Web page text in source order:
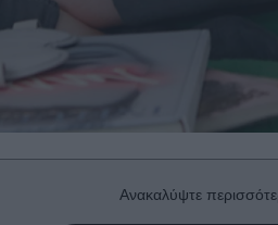
Ανακαλύψτε